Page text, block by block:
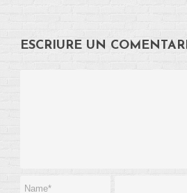
ESCRIURE UN COMENTARI